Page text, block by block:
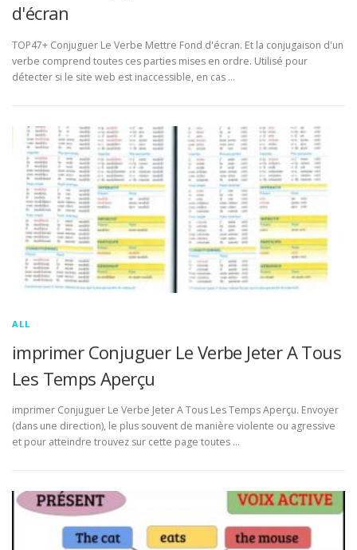
d'écran
TOP47+ Conjuguer Le Verbe Mettre Fond d'écran. Et la conjugaison d'un
verbe comprend toutes ces parties mises en ordre. Utilisé pour
détecter si le site web est inaccessible, en cas …
ALL
imprimer Conjuguer Le Verbe Jeter A Tous
Les Temps Aperçu
imprimer Conjuguer Le Verbe Jeter A Tous Les Temps Aperçu. Envoyer
(dans une direction), le plus souvent de manière violente ou agressive
et pour atteindre trouvez sur cette page toutes …